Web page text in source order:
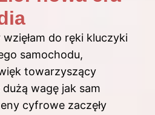
do ręki kluczyki
samochodu,
towarzyszący
wagę jak sam
cyfrowe zaczęły